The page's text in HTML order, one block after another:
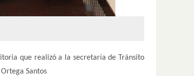
que realizó a la secretaría de Tránsito
Santos